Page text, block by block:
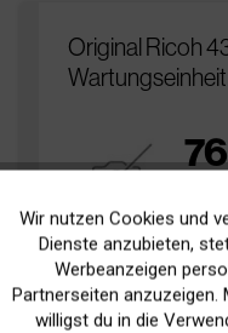
Original Ricoh
Wartungseinheit
pages
sold
Funktionale
Marketing
Wir nutzen Cookies und
Dienste anzubieten,
Werbeanzeigen
Partnerseiten anzuzeigen.
willigst du in die